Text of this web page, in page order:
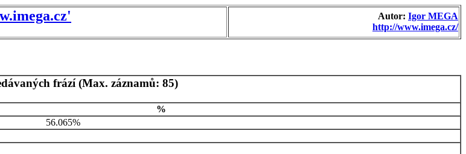
Autor: Igor MEGA
http://www.imega.cz/
frází (Max. záznamů: 85)
%
56.065%